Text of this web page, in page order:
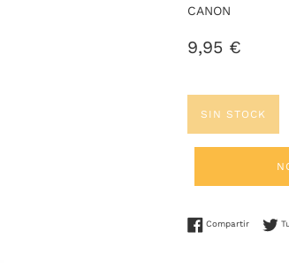
CANON
Precio
9,95 €
SIN STOCK
Compartir